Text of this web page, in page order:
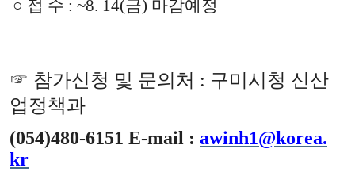
○ 접 수 : ~8. 14(금) 마감예정
☞ 참가신청 및 문의처 : 구미시청 신산
업정책과
(054)480-6151 E-mail : awinh1@korea.
kr